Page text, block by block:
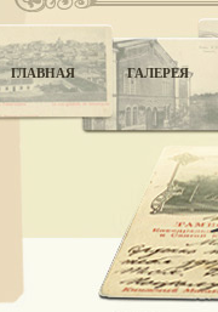
ГЛАВНАЯ ГАЛЕРЕЯ